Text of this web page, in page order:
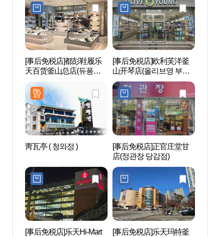
[事后免税店]都彭鞋履乐
天百货釜山总店(듀퐁슈
즈 롯데백화점 부산본점)
[事后免税店]欧利芙洋釜
山开琴店(올리브영 부산
개금점)
靑瓦亭 ( 청와정 )
[事后免税店]正官庄堂甘
店(정관장 당감점)
[事后免税店]乐天Hi-Mart
[事后免税店]乐天玛特釜